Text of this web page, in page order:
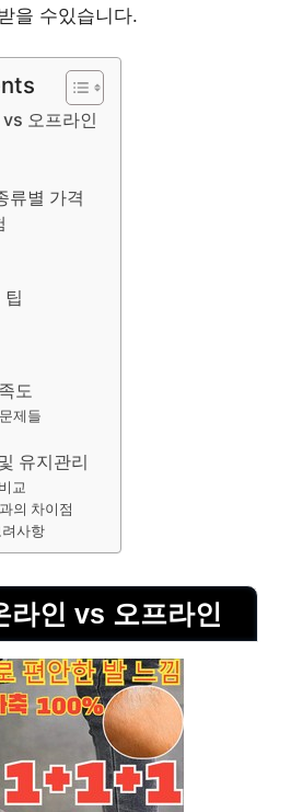
을 수있습니다.
오프라인
류별 가격
팁
도
제들
유지관리
교
의 차이점
사항
라인 vs 오프라인